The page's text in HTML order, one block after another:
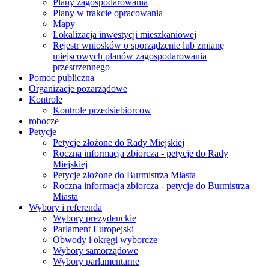
Plany zagospodarowania
Plany w trakcie opracowania
Mapy
Lokalizacja inwestycji mieszkaniowej
Rejestr wniosków o sporządzenie lub zmianę
miejscowych planów zagospodarowania
przestrzennego
Pomoc publiczna
Organizacje pozarządowe
Kontrole
Kontrole przedsiebiorcow
robocze
Petycje
Petycje złożone do Rady Miejskiej
Roczna informacja zbiorcza - petycje do Rady
Miejskiej
Petycje złożone do Burmistrza Miasta
Roczna informacja zbiorcza - petycje do Burmistrza
Miasta
Wybory i referenda
Wybory prezydenckie
Parlament Europejski
Obwody i okręgi wyborcze
Wybory samorządowe
Wybory parlamentarne